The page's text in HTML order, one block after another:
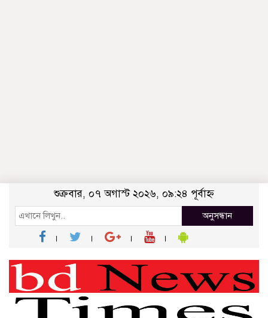
শুক্রবার, ০৭ অগাস্ট ২০২৬, ০৯:২৪ পূর্বাহ্ন
অনুসন্ধান